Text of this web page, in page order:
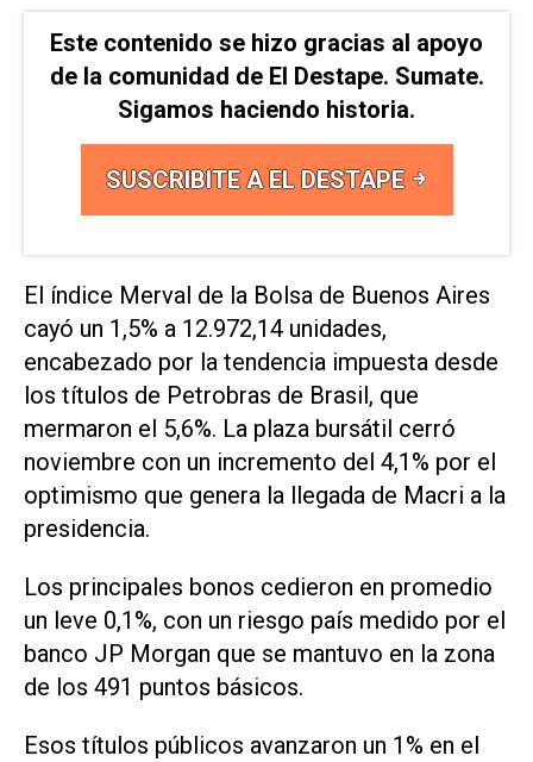
Este contenido se hizo gracias al apoyo
de la comunidad de El Destape. Sumate.
Sigamos haciendo historia.
SUSCRIBITE A EL DESTAPE
El índice Merval de la Bolsa de Buenos Aires
cayó un 1,5% a 12.972,14 unidades,
encabezado por la tendencia impuesta desde
los títulos de Petrobras de Brasil, que
mermaron el 5,6%. La plaza bursátil cerró
noviembre con un incremento del 4,1% por el
optimismo que genera la llegada de Macri a la
presidencia.
Los principales bonos cedieron en promedio
un leve 0,1%, con un riesgo país medido por el
banco JP Morgan que se mantuvo en la zona
de los 491 puntos básicos.
Esos títulos públicos avanzaron un 1% en el